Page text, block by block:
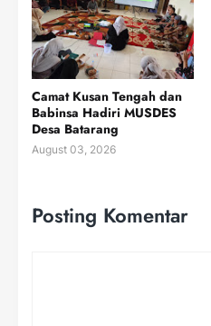
Camat Kusan Tengah dan
Babinsa Hadiri MUSDES
Desa Batarang
August 03, 2026
Posting Komentar